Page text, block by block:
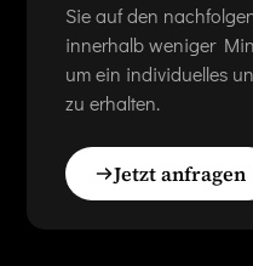
Sie auf den
innerhalb weniger
um ein individuelles
zu erhalten.
Jetzt anfragen